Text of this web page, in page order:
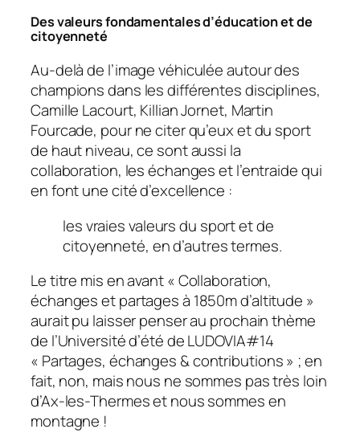
Des valeurs fondamentales d’éducation et de
citoyenneté
Au-delà de l’image véhiculée autour des
champions dans les différentes disciplines,
Camille Lacourt, Killian Jornet, Martin
Fourcade, pour ne citer qu’eux et du sport
de haut niveau, ce sont aussi la
collaboration, les échanges et l’entraide qui
en font une cité d’excellence :
les vraies valeurs du sport et de
citoyenneté, en d’autres termes.
Le titre mis en avant «Collaboration,
échanges et partages à 1850m d’altitude »
aurait pu laisser penser au prochain thème
de l’Université d’été de LUDOVIA#14
« Partages, échanges & contributions» ; en
fait, non, mais nous ne sommes pas très loin
d’Ax-les-Thermes et nous sommes en
montagne !